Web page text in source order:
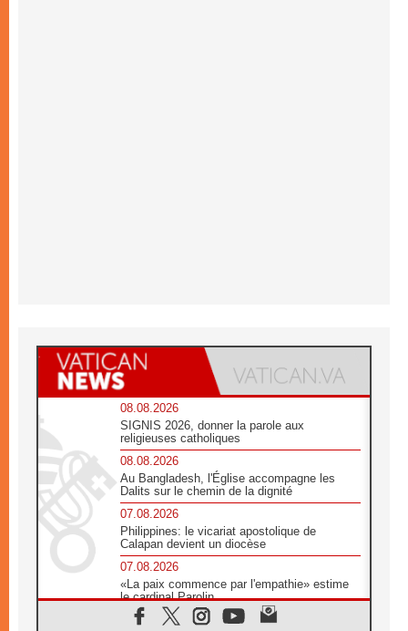
08.08.2026
SIGNIS 2026, donner la parole aux
religieuses catholiques
08.08.2026
Au Bangladesh, l'Église accompagne les
Dalits sur le chemin de la dignité
07.08.2026
Philippines: le vicariat apostolique de
Calapan devient un diocèse
07.08.2026
«La paix commence par l'empathie» estime
le cardinal Parolin
07.08.2026